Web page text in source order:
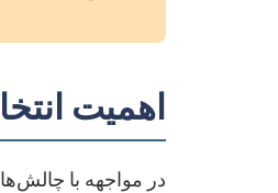
اهمیت
در مواجهه با